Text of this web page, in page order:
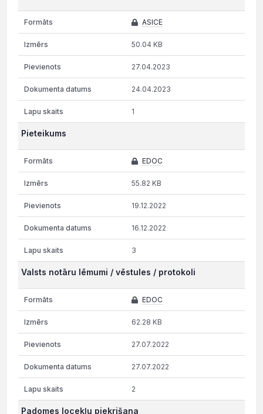
ASICE
50.04 KB
27.04.2023
24.04.2023
1
Pieteikums
EDOC
55.82 KB
19.12.2022
16.12.2022
3
Valsts notāru lēmumi / vēstules / protokoli
EDOC
62.28 KB
27.07.2022
27.07.2022
2
Padomes locekļu piekrišana